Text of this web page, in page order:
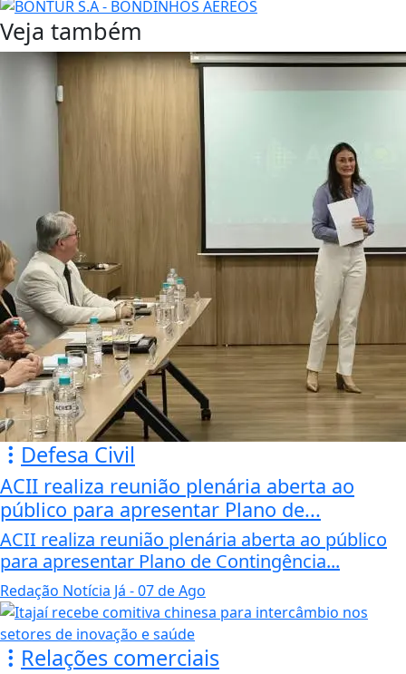
Veja também
Defesa Civil
ACII realiza reunião plenária aberta ao
público para apresentar Plano de...
ACII realiza reunião plenária aberta ao público
para apresentar Plano de Contingência...
Redação Notícia Já - 07 de Ago
Relações comerciais